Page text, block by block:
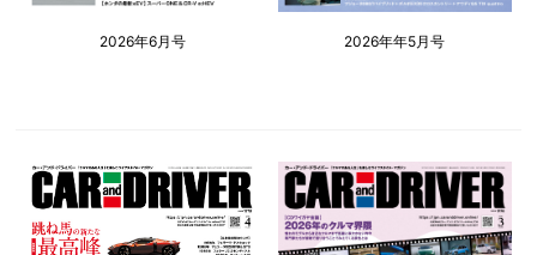
2026年6月号 2026年年5月号